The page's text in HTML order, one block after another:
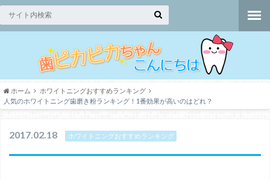
ホーム
ホワイトニングおすすめランキング
人気のホワイトニング歯磨き粉ランキング！1番効果が高いのはどれ？
2017.02.18 ホワイトニングおすすめランキング